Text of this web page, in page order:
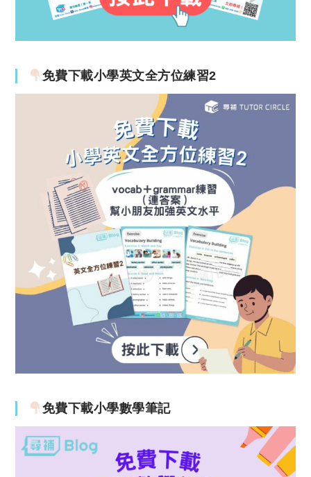
免費下載小學英文全方位練習2
免費下載小學數學筆記